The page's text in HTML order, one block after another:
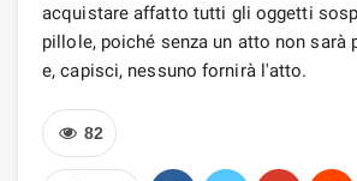
acquistare affatto tutti gli oggetti
pillole, poiché senza un atto non sarà
e, capisci, nessuno fornirà l'atto.
82